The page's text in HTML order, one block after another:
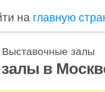
на главную
Выставочные залы
в